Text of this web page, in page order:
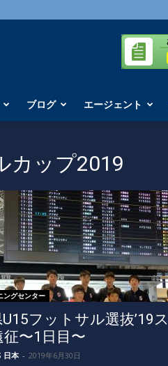
ブログ エージェント
カップ2019
ングセンター
フットサル選抜’19
征〜1日目〜
日本 - 2019年6月30日